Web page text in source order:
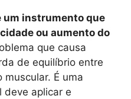
um instrumento que
ou aumento do
que causa
de equilíbrio entre
É uma
deve aplicar e